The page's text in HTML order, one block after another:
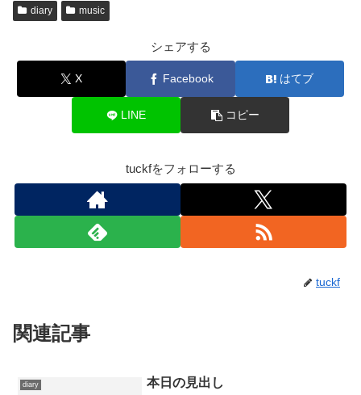
diary music
シェアする
X Facebook はてブ
LINE コピー
tuckfをフォローする
tuckf
関連記事
diary 本日の見出し